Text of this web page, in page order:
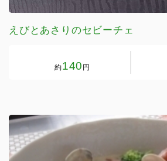
えびとあさりのセビーチェ
約140 円